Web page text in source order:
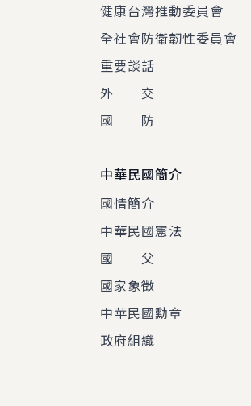
健康台灣推動委員會
全社會防衛韌性委員會
重要談話
外 交
國 防
中華民國簡介
國情簡介
中華民國憲法
國 父
國家象徵
中華民國勳章
政府組織